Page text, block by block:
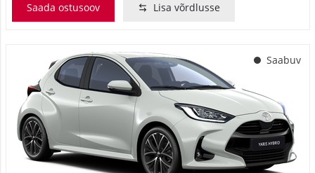
Saada ostusoov Lisa võrdlusse
Saabuv